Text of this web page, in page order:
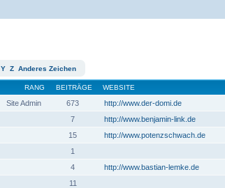
Y Z Anderes Zeichen
RANG BEITRÄGE WEBSITE
Site Admin 673 http://www.der-domi.de
7 http://www.benjamin-link.de
15 http://www.potenzschwach.de
1
4 http://www.bastian-lemke.de
11